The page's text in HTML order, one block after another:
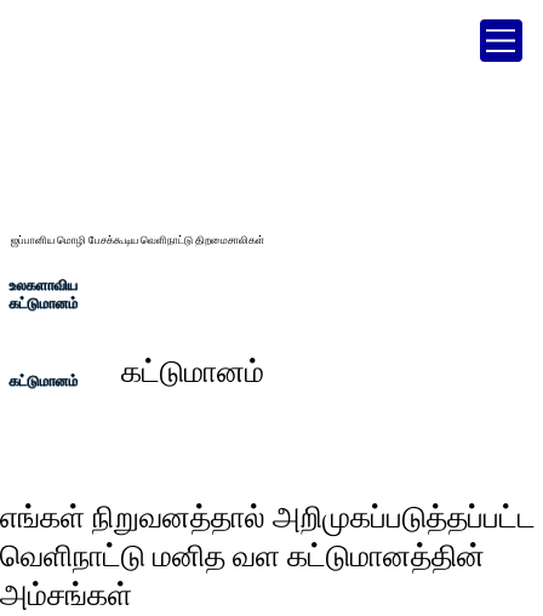
ஜப்பானிய மொழி பேசக்கூடிய வெளிநாட்டு திறமைசாலிகள்
உலகளாவிய
கட்டுமானம்
கட்டுமானம் கட்டுமானம்
எங்கள் நிறுவனத்தால் அறிமுகப்படுத்தப்பட்ட
வெளிநாட்டு மனித வள கட்டுமானத்தின்
அம்சங்கள்